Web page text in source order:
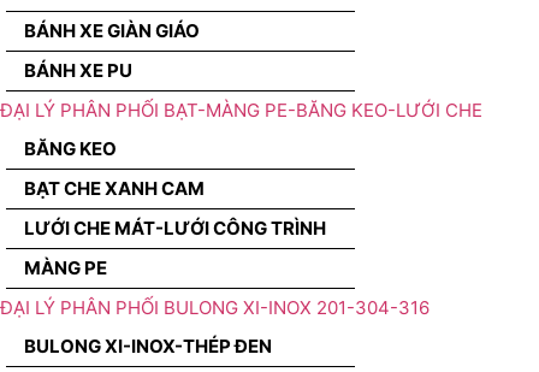
BÁNH XE GIÀN GIÁO
BÁNH XE PU
ĐẠI LÝ PHÂN PHỐI BẠT-MÀNG PE-BĂNG KEO-LƯỚI CHE
BĂNG KEO
BẠT CHE XANH CAM
LƯỚI CHE MÁT-LƯỚI CÔNG TRÌNH
MÀNG PE
ĐẠI LÝ PHÂN PHỐI BULONG XI-INOX 201-304-316
BULONG XI-INOX-THÉP ĐEN